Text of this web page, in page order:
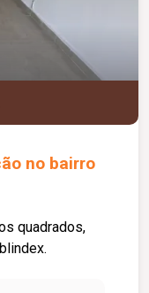
no bairro
quadrados,